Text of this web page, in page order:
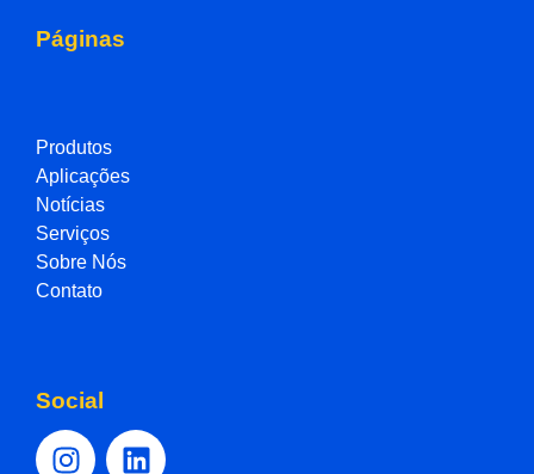
Páginas
Produtos
Aplicações
Notícias
Serviços
Sobre Nós
Contato
Social